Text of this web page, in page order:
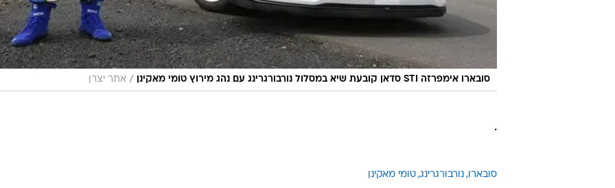
סובארו אימפרזה STI סדאן קובעת שיא במסלול נורבורגרינג עם נהג מירוץ טומי מאקינן / אתר יצרן
.
סובארו נורבורגרינג טומי מאקינן